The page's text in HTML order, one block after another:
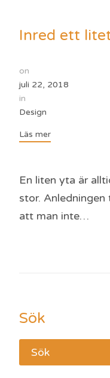
Inred ett
on
juli 22, 2018
in
Design
Läs mer
En liten yta är
stor.
att man inte…
Sök